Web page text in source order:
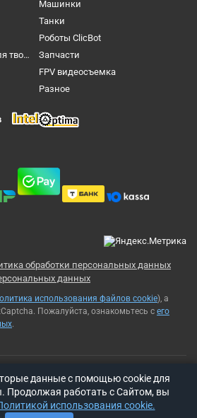
Машинки
Танки
Роботы ClicBot
Конструкторы, наборы для творчества и настольные игры
Запчасти
FPV видеосъемка
Разное
обработки персональных данных
данных
использования файлов cookie), а
Пожалуйста, ознакомьтесь с его
.
права защищены. Использование
только с разрешения
данные с помощью cookie для
Продолжая работать с Сайтом, вы
использования cookie.